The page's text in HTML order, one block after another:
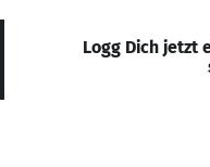
Logg Dich jetzt